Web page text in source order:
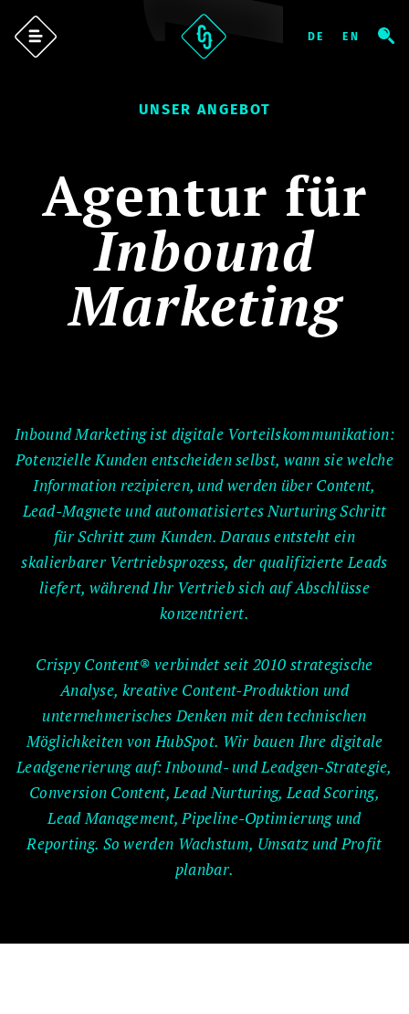
UNSER ANGEBOT
Agentur für
Inbound
Marketing
Inbound Marketing ist digitale Vorteilskommunikation:
Potenzielle Kunden entscheiden selbst, wann sie welche
Information rezipieren, und werden über Content,
Lead-Magnete und automatisiertes Nurturing Schritt
für Schritt zum Kunden. Daraus entsteht ein
skalierbarer Vertriebsprozess, der qualifizierte Leads
liefert, während Ihr Vertrieb sich auf Abschlüsse
konzentriert.
Crispy Content® verbindet seit 2010 strategische
Analyse, kreative Content-Produktion und
unternehmerisches Denken mit den technischen
Möglichkeiten von HubSpot. Wir bauen Ihre digitale
Leadgenerierung auf: Inbound- und Leadgen-Strategie,
Conversion Content, Lead Nurturing, Lead Scoring,
Lead Management, Pipeline-Optimierung und
Reporting. So werden Wachstum, Umsatz und Profit
planbar.